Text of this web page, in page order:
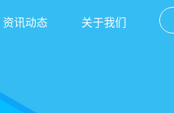
资讯动态 关于我们